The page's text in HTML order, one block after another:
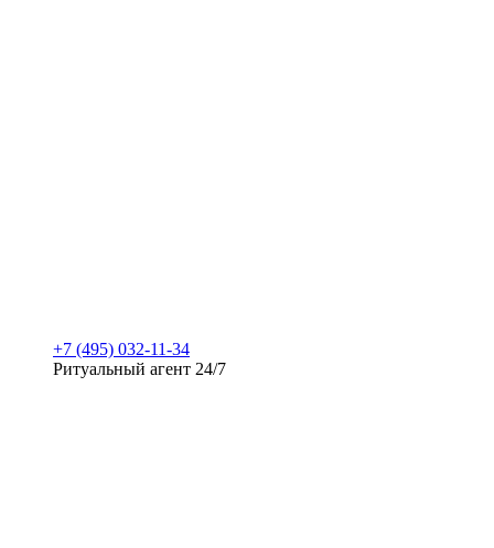
+7 (495) 032-11-34
Ритуальный агент 24/7